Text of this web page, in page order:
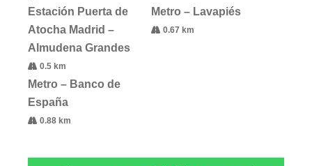
Estación Puerta de
Atocha Madrid –
Almudena Grandes
0.5 km
Metro – Lavapiés
0.67 km
Metro – Banco de
España
0.88 km